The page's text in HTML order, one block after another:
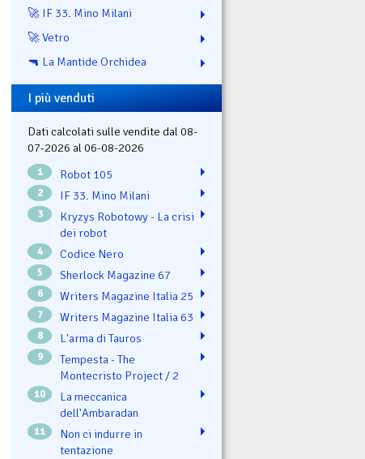
🚀 IF 33. Mino Milani
🚀 Vetro
🔫 La Mantide Orchidea
I più venduti
Dati calcolati sulle vendite dal 08-
07-2026 al 06-08-2026
1 Robot 105
2 IF 33. Mino Milani
3
Kryzys Robotowy - La crisi
dei robot
4 Codice Nero
5 Sherlock Magazine 67
6 Writers Magazine Italia 25
7 Writers Magazine Italia 63
8 L'arma di Tauros
9
Tempesta - The
Montecristo Project / 2
10
La meccanica
dell'Ambaradan
11
Non ci indurre in
tentazione